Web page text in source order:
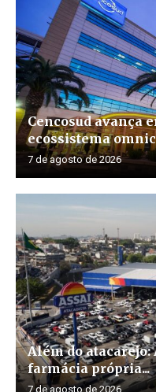
Cencosud avança
ecossistema
7 de agosto de 2026
Além do atacarejo:
farmácia própria...
7 de agosto de 2026